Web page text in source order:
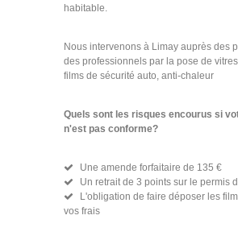
habitable.
Nous intervenons à Limay auprès des
des professionnels par la pose de vitres
films de sécurité auto, anti-chaleur
Quels sont les risques encourus si
n'est pas conforme?
Une amende forfaitaire de 135 €
Un retrait de 3 points sur le permis
L'obligation de faire déposer les
vos frais